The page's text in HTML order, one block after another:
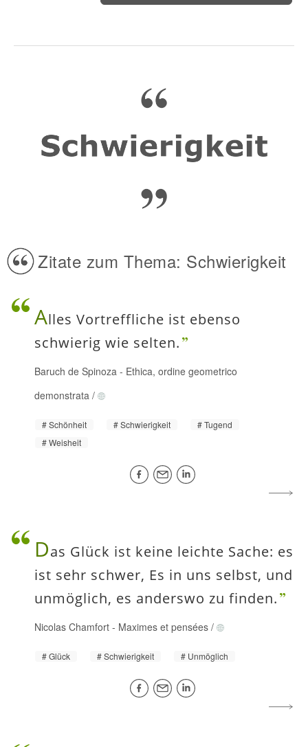
Zitate zum Thema: Schwierigkeit
Alles Vortreffliche ist ebenso
schwierig wie selten.
Baruch de Spinoza - Ethica, ordine geometrico
demonstrata /
Schönheit Schwierigkeit
Tugend
Weisheit
Das Glück ist keine leichte Sache: es
ist sehr schwer, Es in uns selbst, und
unmöglich, es anderswo zu finden.
Nicolas Chamfort - Maximes et pensées /
Glück Schwierigkeit Unmöglich